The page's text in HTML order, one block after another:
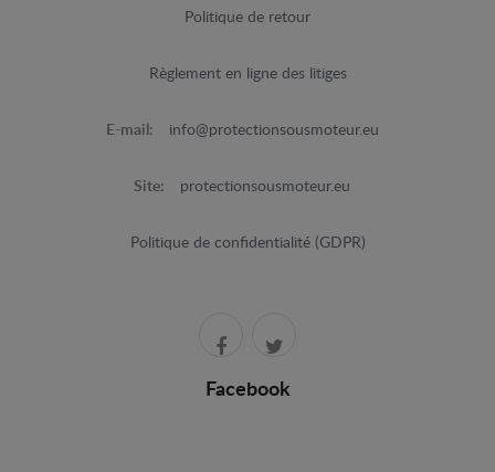
Politique de retour
Règlement en ligne des litiges
E-mail: info@protectionsousmoteur.eu
Site: protectionsousmoteur.eu
Politique de confidentialité (GDPR)
Facebook